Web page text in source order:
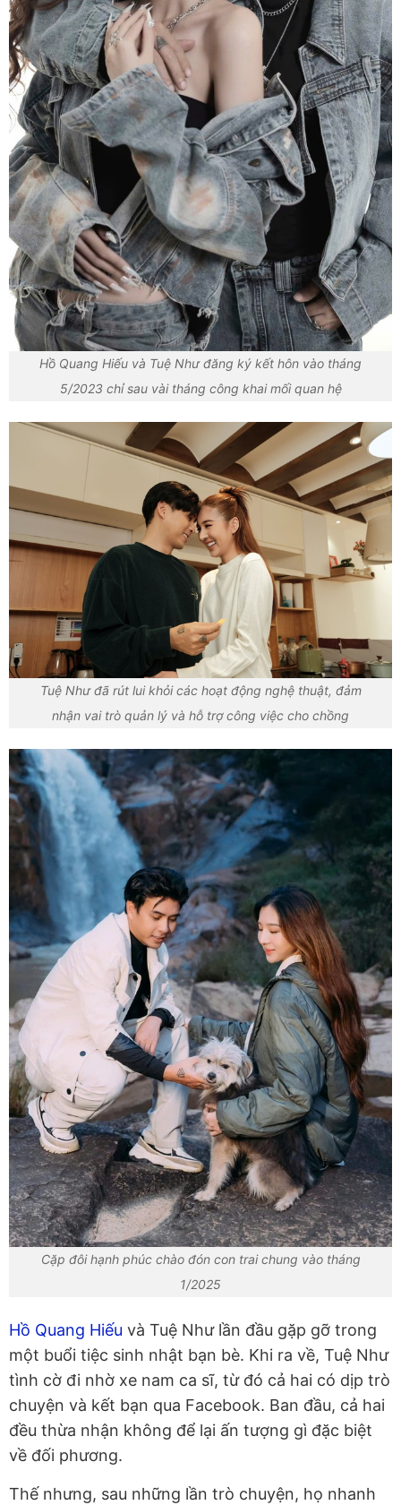
Hồ Quang Hiếu và Tuệ Như đăng ký kết hôn vào tháng
5/2023 chỉ sau vài tháng công khai mối quan hệ
Tuệ Như đã rút lui khỏi các hoạt động nghệ thuật, đảm
nhận vai trò quản lý và hỗ trợ công việc cho chồng
Cặp đôi hạnh phúc chào đón con trai chung vào tháng
1/2025
Hồ Quang Hiếu và Tuệ Như lần đầu gặp gỡ trong
một buổi tiệc sinh nhật bạn bè. Khi ra về, Tuệ Như
tình cờ đi nhờ xe nam ca sĩ, từ đó cả hai có dịp trò
chuyện và kết bạn qua Facebook. Ban đầu, cả hai
đều thừa nhận không để lại ấn tượng gì đặc biệt
về đối phương.
Thế nhưng, sau những lần trò chuyện, họ nhanh